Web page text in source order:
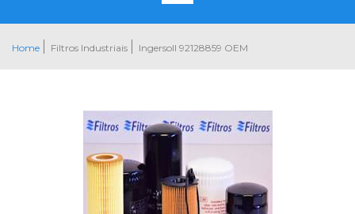
Home Filtros Industriais Ingersoll 92128859 OEM